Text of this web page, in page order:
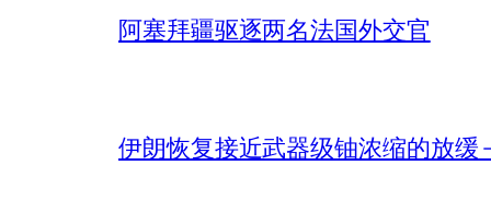
阿塞拜疆驱逐两名法国外交官
伊朗恢复接近武器级铀浓缩的放缓